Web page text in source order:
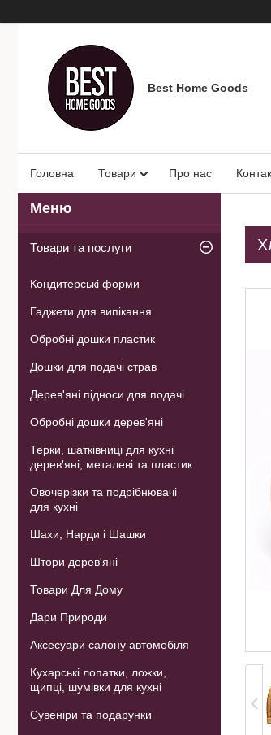
Best Home Goods
Головна Товари Про нас
Товари та послуги
Кондитерські форми
Гаджети для випікання
Обробні дошки пластик
Дошки для подачі страв
Дерев'яні підноси для подачі
Обробні дошки дерев'яні
Терки, шатківниці для кухні
дерев'яні, металеві та пластик
Овочерізки та подрібнювачі
для кухні
Шахи, Нарди і Шашки
Штори дерев'яні
Товари Для Дому
Дари Природи
Аксесуари салону автомобіля
Кухарські лопатки, ложки,
щипці, шумівки для кухні
Сувеніри та подарунки